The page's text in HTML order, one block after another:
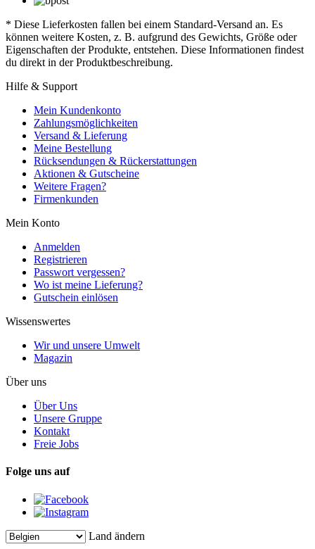
* Diese Lieferkosten fallen bei einem Standard-Versand an. Es
können weitere Kosten, z. B. aufgrund des Gewichts, Größe oder
Eigenschaften der Produkte, entstehen. Diese Informationen findest
du direkt in der Produktbeschreibung.
Hilfe & Support
Mein Kundenkonto
Zahlungsmöglichkeiten
Versand & Lieferung
Meine Bestellung
Rücksendungen & Rückerstattungen
Aktionen & Gutscheine
Weitere Fragen?
Firmenkunden
Mein Konto
Anmelden
Registrieren
Passwort vergessen?
Wo ist meine Lieferung?
Gutschein einlösen
Wissenswertes
Wir und unsere Umwelt
Magazin
Über uns
Über Uns
Unsere Gruppe
Kontakt
Freie Jobs
Folge uns auf
Land ändern